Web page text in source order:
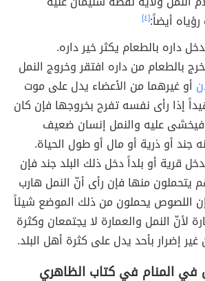
أيضاً:[٤]
داره بالطعام يكثر خير داره.
بالطعام من داره افتقر وخروج النمل
أو غيرهما من الأعضاء يدل على موت
إذا رأى نفسه تفرح بخروجها فإن كان
عليه والنمل إنسان ضعيف
جند أو ذرية أو مال أو طول الحياة.
قرية أو بلداً دخل ذلك البلد جند فإن
يتحملون منها فإن رأى أنّ النمل هارب
اللصوص يحملون من ذلك الموضع شيئاً
لأنّ النمل والعمارة لا يجتمعان وكثرة
إضرار بأحد يدل على كثرة أهل البلد.
في المنام في كتاب الظاهري